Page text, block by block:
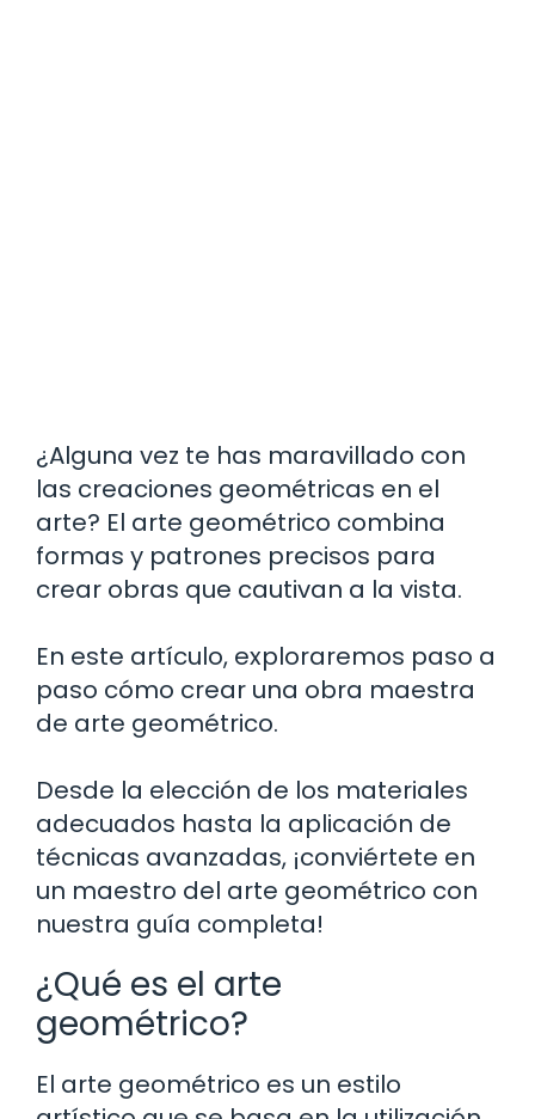
¿Alguna vez te has maravillado con
las creaciones geométricas en el
arte? El arte geométrico combina
formas y patrones precisos para
crear obras que cautivan a la vista.
En este artículo, exploraremos paso a
paso cómo crear una obra maestra
de arte geométrico.
Desde la elección de los materiales
adecuados hasta la aplicación de
técnicas avanzadas, ¡conviértete en
un maestro del arte geométrico con
nuestra guía completa!
¿Qué es el arte
geométrico?
El arte geométrico es un estilo